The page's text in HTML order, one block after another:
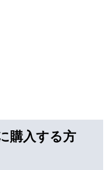
購入する方